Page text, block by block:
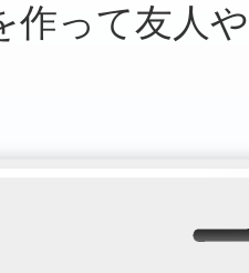
作って友人や